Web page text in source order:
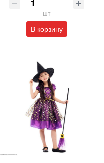
шт
В корзину